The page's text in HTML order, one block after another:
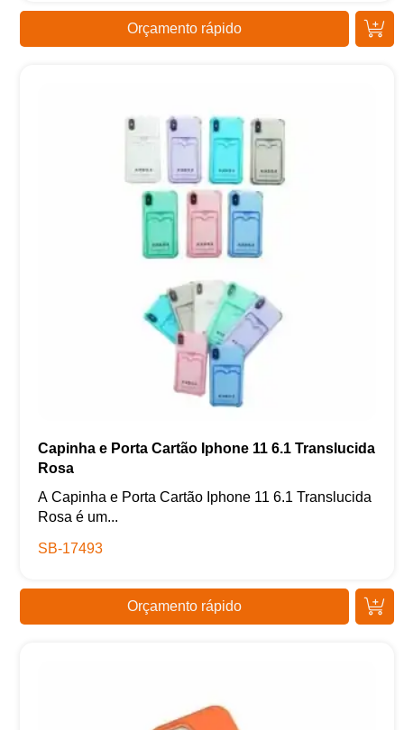
Orçamento rápido
Capinha e Porta Cartão Iphone 11 6.1 Translucida
Rosa
A Capinha e Porta Cartão Iphone 11 6.1 Translucida
Rosa é um...
SB-17493
Orçamento rápido